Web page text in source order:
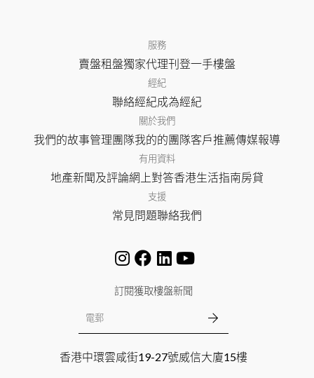
服務
賣盤租盤獨家代理刊登一手樓盤
經紀
聯絡經紀成為經紀
關於我們
我們的故事管理團隊我的的團隊客戶推薦傳媒報導
有用資料
地產新聞及評論網上對答香港生活指南房貸
支援
常見問題聯絡我們
訂閱獲取樓盤新聞
香港中環雲咸街19-27號威信大廈15樓